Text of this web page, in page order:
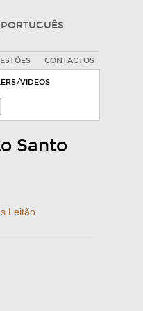
CONTACTOS
VIDEOS
Santo
Leitão